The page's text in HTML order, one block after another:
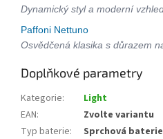
Dynamický styl a moderní
Paffoni Nettuno
Osvědčená klasika s důrazem
Doplňkové parametry
Kategorie:
Light
EAN:
Zvolte variantu
Typ baterie:
Sprchová